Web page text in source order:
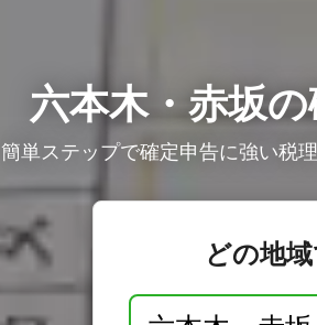
六本木・赤坂
簡単ステップで確定申告に強い税
どの地